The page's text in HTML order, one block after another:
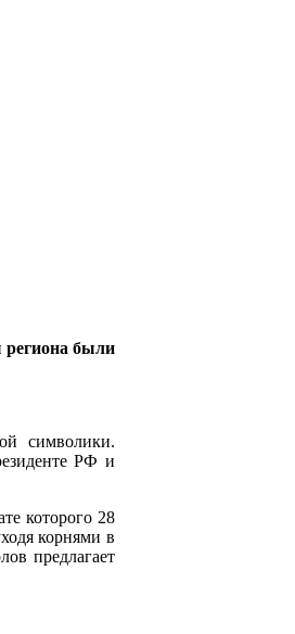
региона были
символики.
РФ и
которого 28
корнями в
предлагает